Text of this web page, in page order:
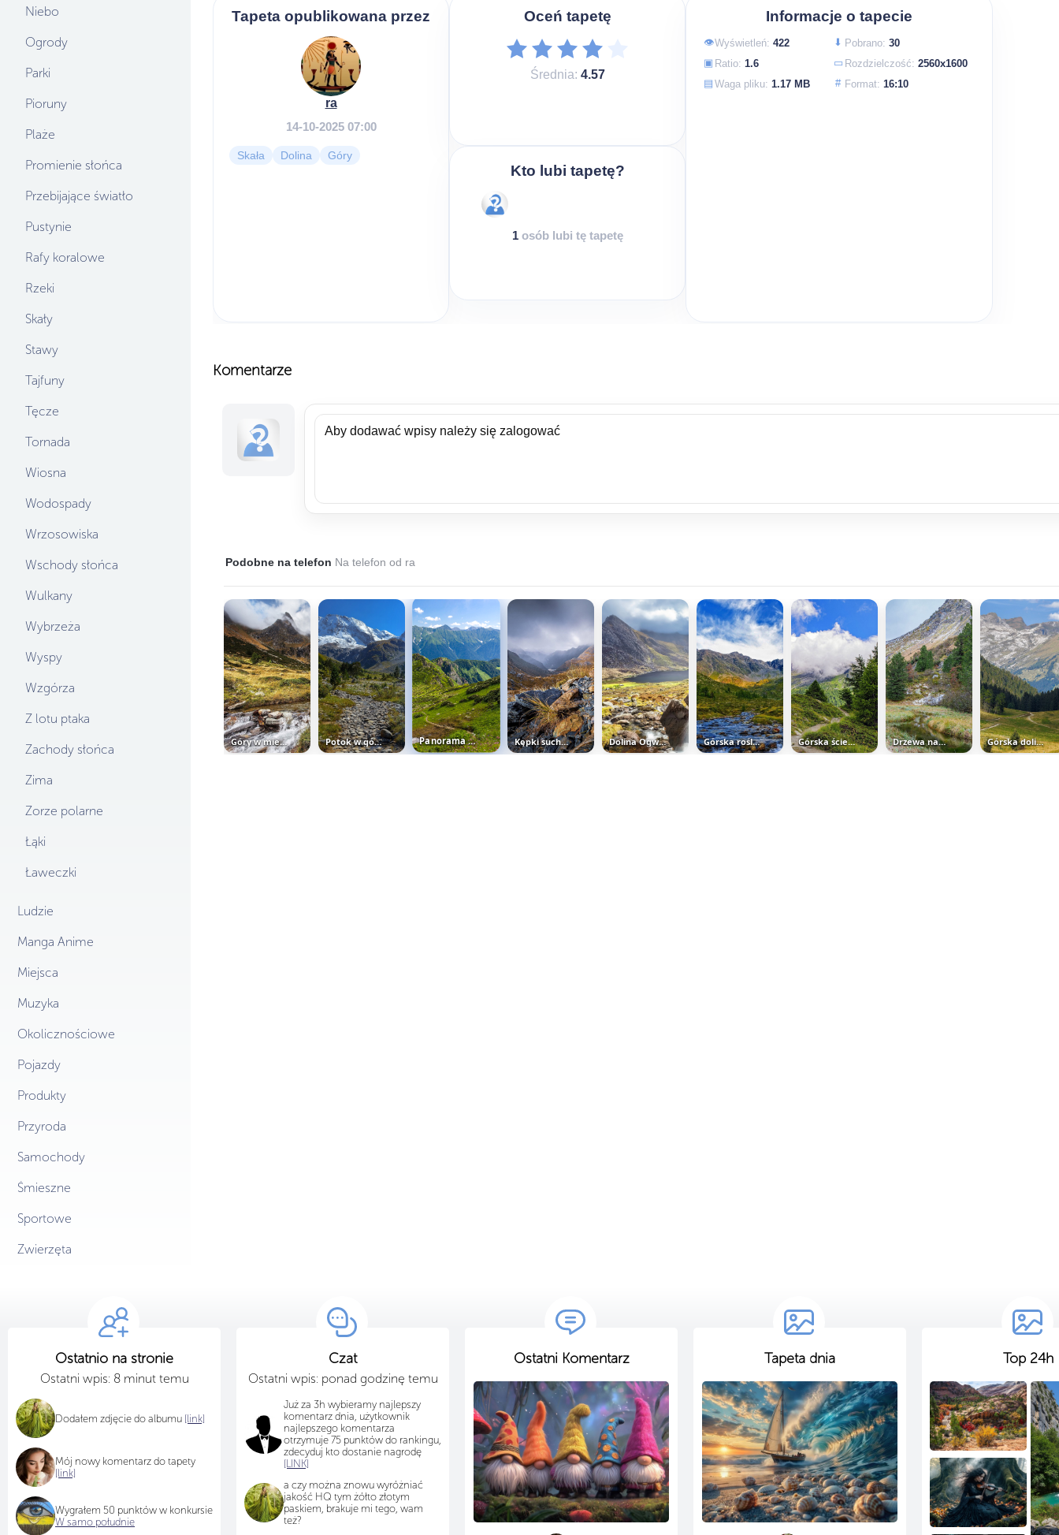
Niebo
Ogrody
Parki
Pioruny
Plaże
Promienie słońca
Przebijające światło
Pustynie
Rafy koralowe
Rzeki
Skały
Stawy
Tajfuny
Tęcze
Tornada
Wiosna
Wodospady
Wrzosowiska
Wschody słońca
Wulkany
Wybrzeża
Wyspy
Wzgórza
Z lotu ptaka
Zachody słońca
Zima
Zorze polarne
Łąki
Ławeczki
Ludzie
Manga Anime
Miejsca
Muzyka
Okolicznościowe
Pojazdy
Produkty
Przyroda
Samochody
Śmieszne
Sportowe
Zwierzęta
Tapeta opublikowana przez
ra
14-10-2025 07:00
Skała Dolina Góry
Oceń tapetę
Średnia: 4.57
Kto lubi tapetę?
1osób lubi tę tapetę
Informacje o tapecie
👁Wyświetleń: 422 ⬇ Pobrano: 30
▣ Ratio: 1.6 ▭ Rozdzielczość: 2560x1600
▤ Waga pliku: 1.17 MB # Format: 16:10
Komentarze
Podobne na telefon Na telefon od ra
Góry w miejscowości Vione Potok w górskiej dolinie Panorama gór Kaukazu Kępki suchej trawy na skałach w... Dolina Ogwen Valley i szczyt... Górska roślinność nad kamienistą... Górska ścieżka Drzewa nad górską rzeką Górska dolina
Ostatnio na stronie
Ostatni wpis: 8 minut temu
Dodałem zdjęcie do albumu [link]
Mój nowy komentarz do tapety
[link]
Wygrałem 50 punktów w konkursie
W samo południe
Czat
Ostatni wpis: ponad godzinę temu
Już za 3h wybieramy najlepszy
komentarz dnia, użytkownik
najlepszego komentarza
otrzymuje 75 punktów do rankingu,
zdecyduj kto dostanie nagrodę
[LINK]
a czy można znowu wyróżniać
jakość HQ tym żółto złotym
paskiem, brakuje mi tego, wam
też?
Ostatni Komentarz Tapeta dnia Top 24h